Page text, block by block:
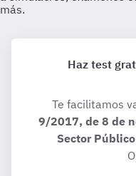
Haz test
Te facilitamos
9/2017, de 8 de
Sector Público